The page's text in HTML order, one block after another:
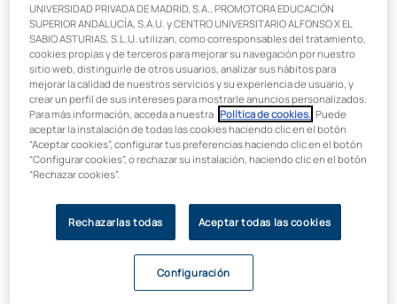
título de Técnico Superior en una familia afín (Proyectos y
Obras de Edificación, Diseño de Interiores), puedes
acceder directamente. Si la nota de corte es alta, puedes
presentarte también a la fase específica de la EBAU para
mejorar tu puntuación.
Otras vías de acceso.Pruebas de acceso para mayores
de 25, 40 y 45 años. Estudiantes internacionales: acceso a
través de las PCE de UNEDasiss.
Universidades privadas.
propios con entrevistas, pruebas de aptitud espacial o
valoración del expediente. El perfil del candidato importa
tanto como la nota.
¿Qué asignaturas de Selectividad
UNIVERSIDAD PRIVADA DE MADRID, S.A., PROMOTORA EDUCACIÓN
SUPERIOR ANDALUCÍA, S.A.U. y CENTRO UNIVERSITARIO ALFONSO X EL
SABIO ASTURIAS, S.L.U. utilizan, como corresponsables del tratamiento,
cookies propias y de terceros para mejorar su navegación por nuestro
sitio web, distinguirle de otros usuarios, analizar sus hábitos para
mejorar la calidad de nuestros servicios y su experiencia de usuario, y
crear un perfil de sus intereses para mostrarle anuncios personalizados.
Para más información, acceda a nuestra Política de cookies. . Puede
aceptar la instalación de todas las cookies haciendo clic en el botón
“Aceptar cookies”, configurar tus preferencias haciendo clic en el botón
“Configurar cookies”, o rechazar su instalación, haciendo clic en el botón
“Rechazar cookies”.
Rechazarlas todas Aceptar todas las cookies
Configuración